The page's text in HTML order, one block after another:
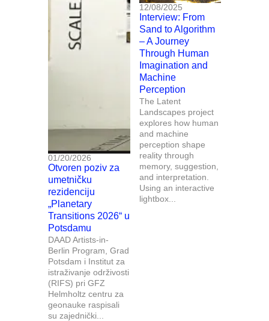
01/20/2026
Otvoren poziv za
umetničku
rezidenciju
„Planetary
Transitions 2026“ u
Potsdamu
DAAD Artists-in-
Berlin Program, Grad
Potsdam i Institut za
istraživanje održivosti
(RIFS) pri GFZ
Helmholtz centru za
geonauke raspisali
su zajednički...
12/08/2025
Interview: From
Sand to Algorithm
– A Journey
Through Human
Imagination and
Machine
Perception
The Latent
Landscapes project
explores how human
and machine
perception shape
reality through
memory, suggestion,
and interpretation.
Using an interactive
lightbox...